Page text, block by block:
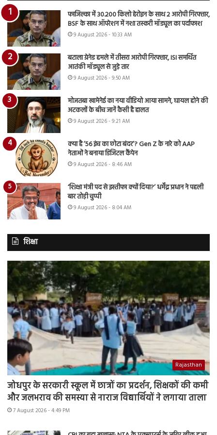
फाजिल्का में 30.200 किलो हेरोइन के साथ 2 आरोपी गिरफ्तार,
BSF के साथ ऑपरेशन में नशा तस्करी मॉड्यूल का पर्दाफाश
9 August 2026 - 10:33 AM
बटाला ग्रेनेड हमले में तीसरा आरोपी गिरफ्तार, ISI समर्थित
आतंकी मॉड्यूल से जुड़े तार
9 August 2026 - 9:50 AM
मोजतबा खामेनेई का नया वीडियो आया सामने, घायल होने की
अटकलों के बीच जानें कैसी है हालत
9 August 2026 - 9:21 AM
क्या है ’56 इंच का छोटा बंदर’? Gen Z के नारे को AAP
नेताओं ने बनाया डिजिटल कैंपेन
9 August 2026 - 8:46 AM
‘शिक्षा मंत्री पद से इस्तीफा क्यों दिया?’ धर्मेंद्र प्रधान ने पहली
बार तोड़ी चुप्पी
9 August 2026 - 8:04 AM
शिक्षा
Rajasthan
जोधपुर के सरकारी स्कूल में छात्रों का प्रदर्शन, शिक्षकों की कमी
और जलभराव की समस्या से नाराज विद्यार्थियों ने लगाया ताला
7 August 2026 - 4:49 PM